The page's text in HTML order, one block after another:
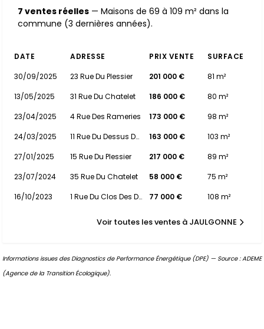
7 ventes réelles — Maisons de 69 à 109 m² dans la
commune (3 dernières années).
DATE ADRESSE PRIX VENTE
SURFACE
30/09/2025
23 Rue Du Plessier 201 000 €
81 m²
13/05/2025
31 Rue Du Chatelet 186 000 €
80 m²
23/04/2025
4 Rue Des Rameries 173 000 €
98 m²
24/03/2025
11 Rue Du Dessus De Ragannes 163 000 €
103 m²
27/01/2025
15 Rue Du Plessier 217 000 €
89 m²
23/07/2024
35 Rue Du Chatelet 58 000 €
75 m²
16/10/2023
1 Rue Du Clos Des Devaux 77 000 € 108 m²
Voir toutes les ventes à JAULGONNE
Informations issues des Diagnostics de Performance Énergétique (DPE) — Source : ADEME
(Agence de la Transition Écologique).